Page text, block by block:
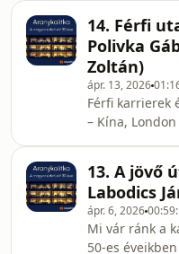
Sándor Péter
női vezetők
elvárásokkal
fókuszálunk.
hölgy a
áttörhető, de
szakmai
mást jele
14. Férfi
Polivka
Zoltán)
ápr. 13, 2026
Férfi karrierek
– Kína,
adásokban az
dilemmáit
adásokban
követünk:
13. A jövő
Labodics
ápr. 6, 2026
Mi vár ránk a
50-es